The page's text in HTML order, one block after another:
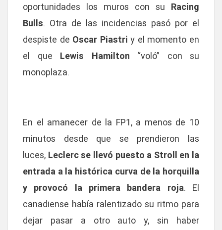
oportunidades los muros con su
Racing
Bulls. Otra de las incidencias pasó por el
despiste de Oscar Piastri y el momento en
el que
Lewis Hamilton
“voló” con su
monoplaza.
En el amanecer de la FP1, a menos de 10
minutos desde que se prendieron las
luces, Leclerc se llevó puesto a Stroll en la
entrada a la histórica curva de la horquilla
y provocó la primera bandera roja. El
canadiense había ralentizado su ritmo para
dejar pasar a otro auto y, sin haber